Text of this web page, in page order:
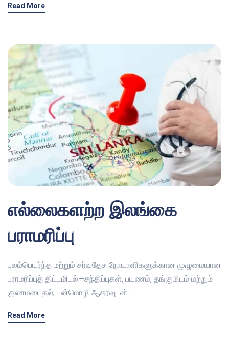
Read More
எல்லைகளற்ற இலங்கை
பராமரிப்பு
புலம்பெயர்ந்த மற்றும் சர்வதேச நோயாளிகளுக்கான முழுமையான
பராமரிப்புத் திட்டமிடல்—சந்திப்புகள், பயணம், தங்குமிடம் மற்றும்
குணமடைதல், பன்மொழி ஆதரவுடன்.
Read More